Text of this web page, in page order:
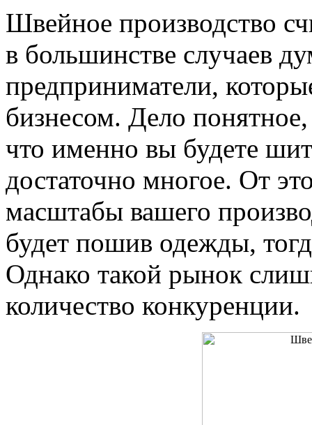
Швейное производство
в большинстве случаев
предприниматели,
бизнесом. Дело понятное,
что именно вы будете
достаточно многое. От
масштабы вашего
будет пошив одежды,
Однако такой рынок
количество конкуренции.